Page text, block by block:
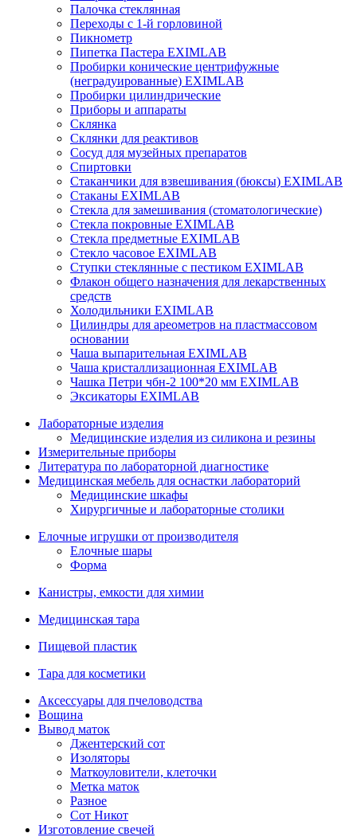
Палочка стеклянная
Переходы с 1-й горловиной
Пикнометр
Пипетка Пастера EXIMLAB
Пробирки конические центрифужные
(неградуированные) EXIMLAB
Пробирки цилиндрические
Приборы и аппараты
Склянка
Склянки для реактивов
Сосуд для музейных препаратов
Спиртовки
Стаканчики для взвешивания (бюксы) EXIMLAB
Стаканы EXIMLAB
Стекла для замешивания (стоматологические)
Стекла покровные EXIMLAB
Стекла предметные EXIMLAB
Стекло часовое EXIMLAB
Ступки стеклянные с пестиком EXIMLAB
Флакон общего назначения для лекарственных
средств
Холодильники EXIMLAB
Цилиндры для ареометров на пластмассовом
основании
Чаша выпарительная EXIMLAB
Чаша кристаллизационная EXIMLAB
Чашка Петри чбн-2 100*20 мм EXIMLAB
Эксикаторы EXIMLAB
Лабораторные изделия
Медицинские изделия из силикона и резины
Измерительные приборы
Литература по лабораторной диагностике
Медицинская мебель для оснастки лабораторий
Медицинские шкафы
Хирургичные и лабораторные столики
Елочные игрушки от производителя
Елочные шары
Форма
Канистры, емкости для химии
Медицинская тара
Пищевой пластик
Тара для косметики
Аксессуары для пчеловодства
Вощина
Вывод маток
Джентерский сот
Изоляторы
Маткоуловители, клеточки
Метка маток
Разное
Сот Никот
Изготовление свечей